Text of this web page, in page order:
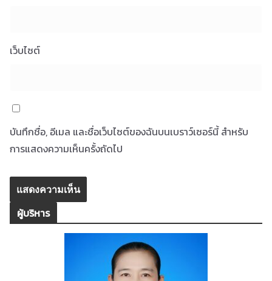
เว็บไซต์
บันทึกชื่อ, อีเมล และชื่อเว็บไซต์ของฉันบนเบราว์เซอร์นี้ สำหรับ
การแสดงความเห็นครั้งถัดไป
ผู้บริหาร